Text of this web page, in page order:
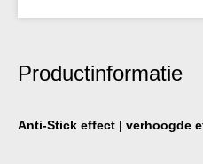
Productinformatie
Anti-Stick effect | verhoogde